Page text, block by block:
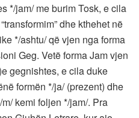
*/jam/ me burim Tosk, e cila
dhe kthehet në
*/ashtu/ që vjen nga forma
Geg. Vetë forma Jam vjen
gegnishtes, e cila duke
formën */ja/ (prezent) dhe
kemi foljen */jam/. Pra